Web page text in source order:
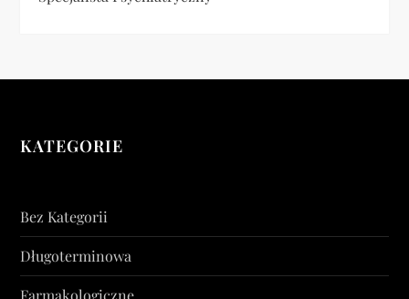
KATEGORIE
Bez Kategorii
Długoterminowa
Farmakologiczne